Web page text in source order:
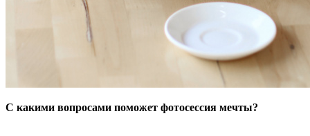
С какими вопросами поможет фотосессия мечты?